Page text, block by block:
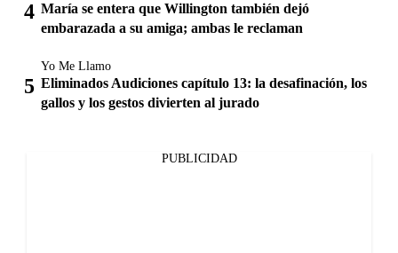
María se entera que Willington también dejó
embarazada a su amiga; ambas le reclaman
Yo Me Llamo
Eliminados Audiciones capítulo 13: la desafinación, los
gallos y los gestos divierten al jurado
PUBLICIDAD